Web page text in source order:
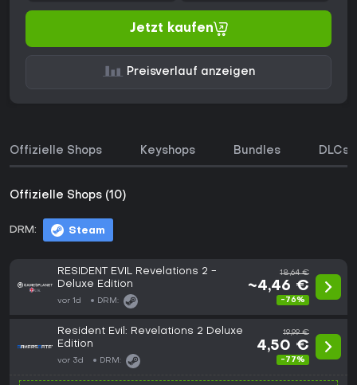
Jetzt kaufen
Preisverlauf anzeigen
Offizielle Shops Keyshops Bundles DLCs
Offizielle Shops (10)
DRM: Steam
RESIDENT EVIL Revelations 2 -
Deluxe Edition
vor 1d DRM:
18,64 €
~4,46 €
-76%
Resident Evil: Revelations 2 Deluxe
Edition
vor 3d DRM:
19,99 €
4,50 €
-77%